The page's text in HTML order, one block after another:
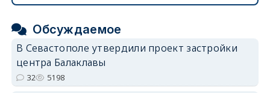
Обсуждаемое
В Севастополе утвердили проект застройки
центра Балаклавы
32 5198